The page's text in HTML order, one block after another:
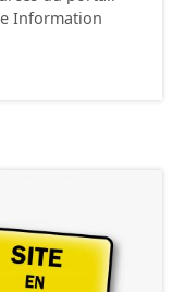
Information